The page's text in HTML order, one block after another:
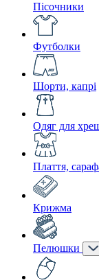
Пісочники
Футболки
Шорти, капрі
Одяг для
Плаття,
Крижма
Пелюшки